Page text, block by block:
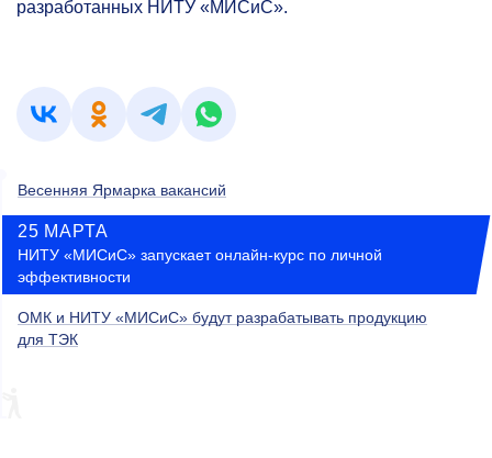
разработанных НИТУ «МИСиС».
Весенняя Ярмарка вакансий
25 МАРТА
НИТУ «МИСиС» запускает онлайн-курс по личной
эффективности
ОМК и НИТУ «МИСиС» будут разрабатывать продукцию
для ТЭК